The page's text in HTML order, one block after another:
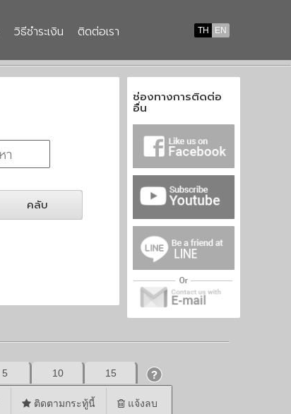
TH EN
วิธีชำระเงิน ติดต่อเรา
คลับ
ช่องทางการติดต่อ
อื่น
5 10 15
ติดตามกระทู้นี้ แจ้งลบ